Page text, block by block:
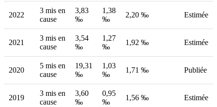
2022
3 mis en
cause
3,83
‰
1,38
‰
2,20 ‰ Estimée
2021
3 mis en
cause
3,54
‰
1,27
‰
1,92 ‰ Estimée
2020
5 mis en
cause
19,31
‰
1,03
‰
1,71 ‰ Publiée
2019
3 mis en
cause
3,60
‰
0,95
‰
1,56 ‰ Estimée